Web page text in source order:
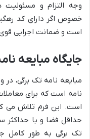
وجه التزام و مسئولیت
خصوص اگر دارای کد
است و ضمانت اجرایی قوی
جایگاه مبایعه
مبایعه نامه تک برگی،
نامه است که برای
است. این فرم تلاش می
حداقل فضا و با حداکثر
تک برگی به طور کامل